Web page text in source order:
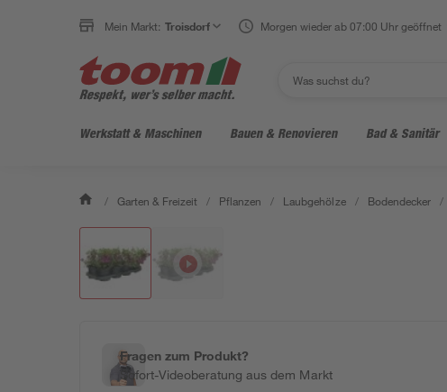
Mein Markt: Troisdorf Morgen wieder ab 07:00 Uhr geöffnet
Werkstatt & Maschinen Bauen & Renovieren Bad & Sanitär
/ Garten & Freizeit / Pflanzen / Laubgehölze / Bodendecker /
Fragen zum Produkt?
Sofort-Videoberatung aus dem Markt